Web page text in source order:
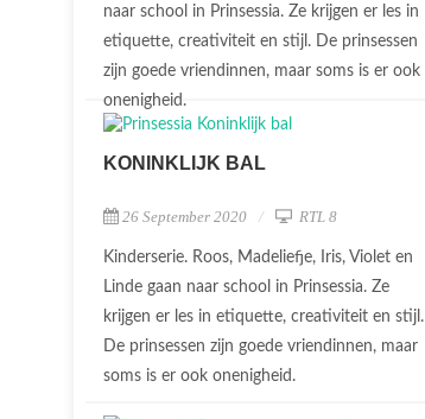
naar school in Prinsessia. Ze krijgen er les in
etiquette, creativiteit en stijl. De prinsessen
zijn goede vriendinnen, maar soms is er ook
onenigheid.
KONINKLIJK BAL
26 September 2020 RTL 8
Kinderserie. Roos, Madeliefje, Iris, Violet en
Linde gaan naar school in Prinsessia. Ze
krijgen er les in etiquette, creativiteit en stijl.
De prinsessen zijn goede vriendinnen, maar
soms is er ook onenigheid.